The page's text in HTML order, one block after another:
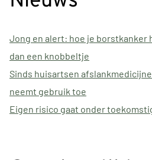
Jong en alert: hoe je borstkanker
dan een knobbeltje
Sinds huisartsen
neemt gebruik toe
Eigen risico gaat onder